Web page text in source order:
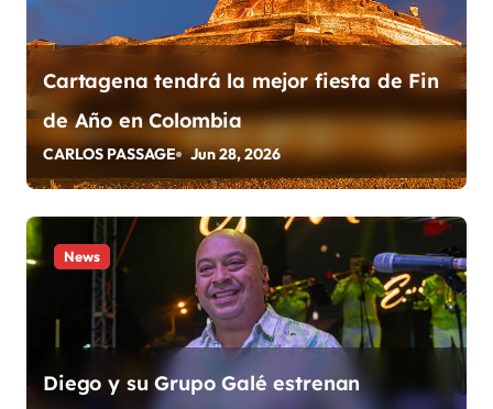
n
t
r
a
d
a
Cartagena tendrá la mejor fiesta de Fin
de Año en Colombia
CARLOS PASSAGE Jun 28, 2026
News
Diego y su Grupo Galé estrenan